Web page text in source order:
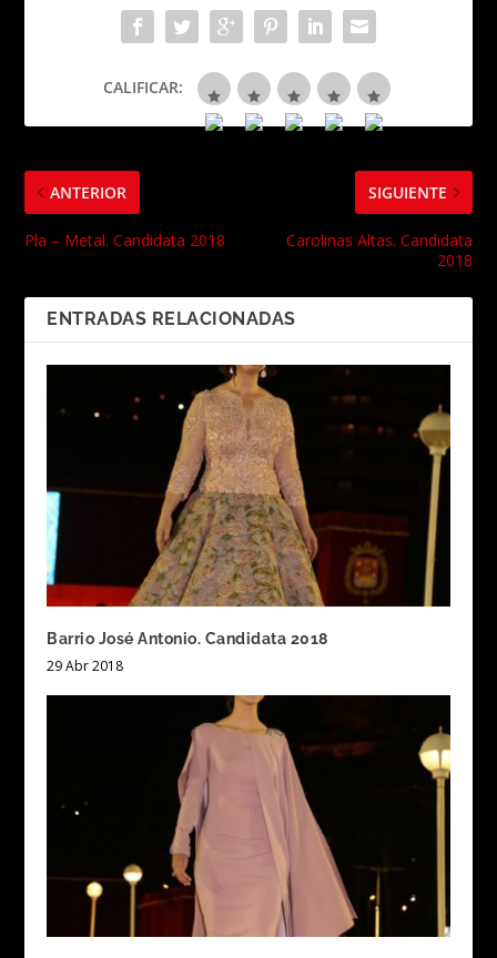
CALIFICAR:
ANTERIOR
Pla – Metal. Candidata 2018
SIGUIENTE
Carolinas Altas. Candidata
2018
ENTRADAS RELACIONADAS
Barrio José Antonio. Candidata 2018
29 Abr 2018